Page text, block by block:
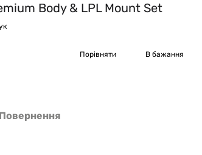
Body & LPL Mount Set
Порівняти В бажання
Повернення